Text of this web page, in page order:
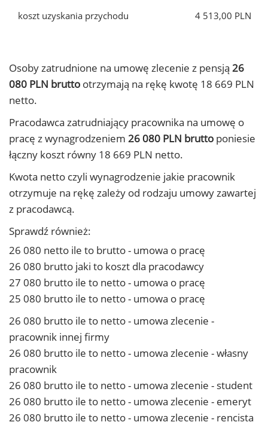
koszt uzyskania przychodu
4 513,00 PLN
Osoby zatrudnione na umowę zlecenie z pensją 26
080 PLN brutto otrzymają na rękę kwotę 18 669 PLN
netto.
Pracodawca zatrudniający pracownika na umowę o
pracę z wynagrodzeniem 26 080 PLN brutto poniesie
łączny koszt równy 18 669 PLN netto.
Kwota netto czyli wynagrodzenie jakie pracownik
otrzymuje na rękę zależy od rodzaju umowy zawartej
z pracodawcą.
Sprawdź również:
26 080 netto ile to brutto - umowa o pracę
26 080 brutto jaki to koszt dla pracodawcy
27 080 brutto ile to netto - umowa o pracę
25 080 brutto ile to netto - umowa o pracę
26 080 brutto ile to netto - umowa zlecenie -
pracownik innej firmy
26 080 brutto ile to netto - umowa zlecenie - własny
pracownik
26 080 brutto ile to netto - umowa zlecenie - student
26 080 brutto ile to netto - umowa zlecenie - emeryt
26 080 brutto ile to netto - umowa zlecenie - rencista